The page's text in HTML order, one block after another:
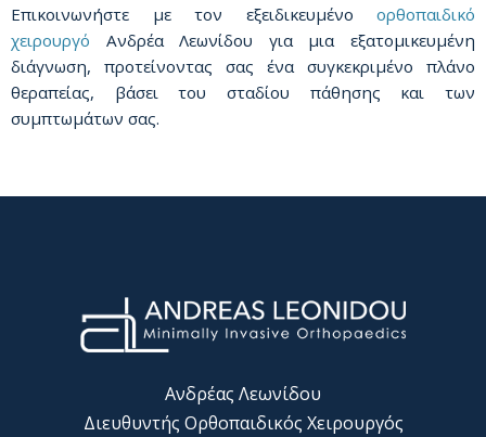
Επικοινωνήστε με τον εξειδικευμένο ορθοπαιδικό
χειρουργό Ανδρέα Λεωνίδου για μια εξατομικευμένη
διάγνωση, προτείνοντας σας ένα συγκεκριμένο πλάνο
θεραπείας, βάσει του σταδίου πάθησης και των
συμπτωμάτων σας.
Ανδρέας Λεωνίδου
Διευθυντής Ορθοπαιδικός Χειρουργός